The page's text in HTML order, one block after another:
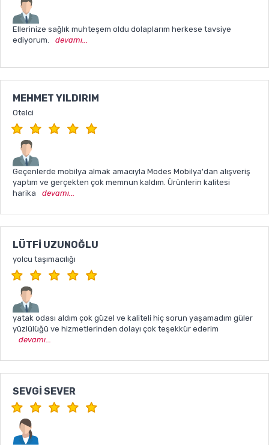
Ellerinize sağlık muhteşem oldu dolaplarım herkese tavsiye
ediyorum.
devamı...
MEHMET YILDIRIM
Otelci
Geçenlerde mobilya almak amacıyla Modes Mobilya'dan alışveriş
yaptım ve gerçekten çok memnun kaldım. Ürünlerin kalitesi
harika
devamı...
LÜTFI UZUNOĞLU
yolcu taşımacılığı
yatak odası aldım çok güzel ve kaliteli hiç sorun yaşamadım güler
yüzlülüğü ve hizmetlerinden dolayı çok teşekkür ederim
devamı...
SEVGI SEVER